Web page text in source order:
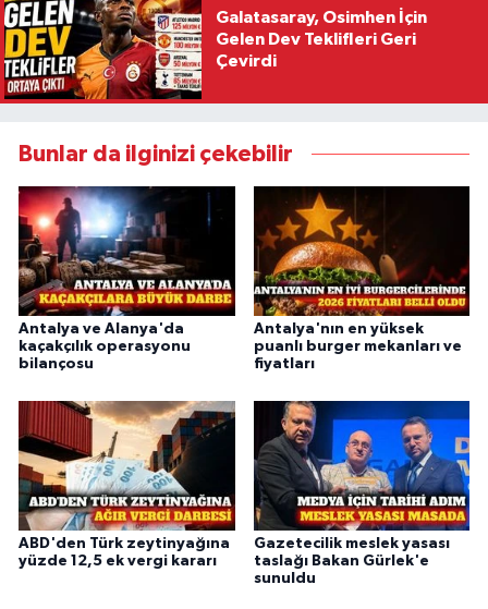
Galatasaray, Osimhen İçin
Gelen Dev Teklifleri Geri
Çevirdi
Bunlar da ilginizi çekebilir
Antalya ve Alanya'da
kaçakçılık operasyonu
bilançosu
Antalya'nın en yüksek
puanlı burger mekanları ve
fiyatları
ABD'den Türk zeytinyağına
yüzde 12,5 ek vergi kararı
Gazetecilik meslek yasası
taslağı Bakan Gürlek'e
sunuldu